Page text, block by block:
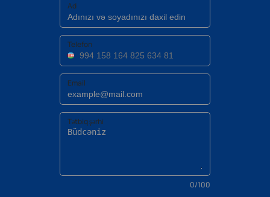
Ad
Telefon
Email
Tətbiq şərhi
0/100